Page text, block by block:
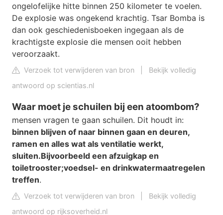
ongelofelijke hitte binnen 250 kilometer te voelen.
De explosie was ongekend krachtig. Tsar Bomba is
dan ook geschiedenisboeken ingegaan als de
krachtigste explosie die mensen ooit hebben
veroorzaakt.
Verzoek tot verwijderen van bron
Bekijk volledig
antwoord op scientias.nl
Waar moet je schuilen bij een atoombom?
mensen vragen te gaan schuilen. Dit houdt in:
binnen blijven of naar binnen gaan en deuren,
ramen en alles wat als ventilatie werkt,
sluiten.Bijvoorbeeld een afzuigkap en
toiletrooster;voedsel- en drinkwatermaatregelen
treffen.
Verzoek tot verwijderen van bron
Bekijk volledig
antwoord op rijksoverheid.nl